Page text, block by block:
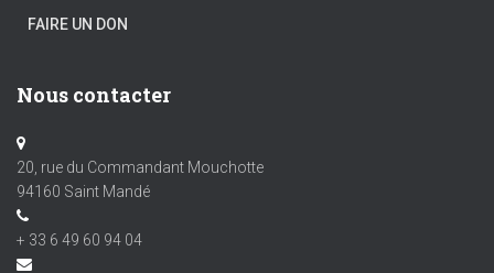
FAIRE UN DON
Nous contacter
20, rue du Commandant Mouchotte
94160 Saint Mandé
+ 33 6 49 60 94 04